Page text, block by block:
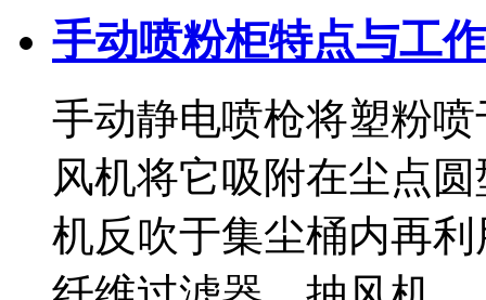
手动喷粉柜特点与工
手动静电喷枪将塑粉
风机将它吸附在尘点
机反吹于集尘桶内再